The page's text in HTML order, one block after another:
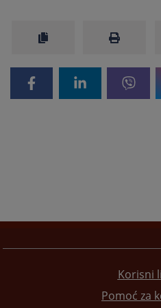
Korisni
Pomoć za